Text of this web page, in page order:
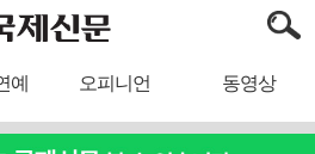
예 오피니언 동영상